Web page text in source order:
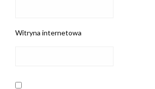
Witryna internetowa